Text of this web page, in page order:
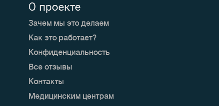
О проекте
Зачем мы это делаем
Как это работает?
Конфиденциальность
Все отзывы
Контакты
Медицинским центрам